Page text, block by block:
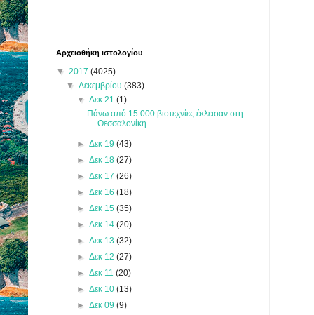
Αρχειοθήκη ιστολογίου
▼ 2017 (4025)
▼Δεκεμβρίου(383)
▼ Δεκ 21 (1)
Πάνω από 15.000 βιοτεχνίες έκλεισαν στη
Θεσσαλονίκη
► Δεκ 19 (43)
► Δεκ 18 (27)
► Δεκ 17 (26)
► Δεκ 16 (18)
► Δεκ 15 (35)
► Δεκ 14 (20)
► Δεκ 13 (32)
► Δεκ 12 (27)
► Δεκ 11 (20)
► Δεκ 10 (13)
► Δεκ 09 (9)